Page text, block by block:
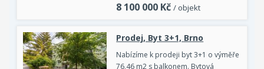
8 100 000 Kč / objekt
Prodej, Byt 3+1, Brno
Nabízíme k prodeji byt 3+1 o výměře
76,46 m2 s balkonem. Bytová